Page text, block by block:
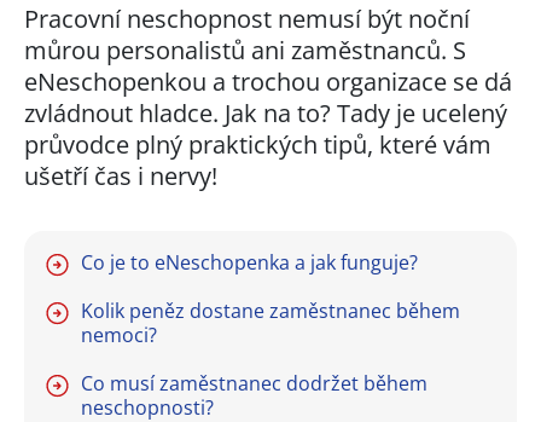
Pracovní neschopnost nemusí být noční
můrou personalistů ani zaměstnanců. S
eNeschopenkou a trochou organizace se dá
zvládnout hladce. Jak na to? Tady je ucelený
průvodce plný praktických tipů, které vám
ušetří čas i nervy!
Co je to eNeschopenka a jak funguje?
Kolik peněz dostane zaměstnanec během
nemoci?
Co musí zaměstnanec dodržet během
neschopnosti?